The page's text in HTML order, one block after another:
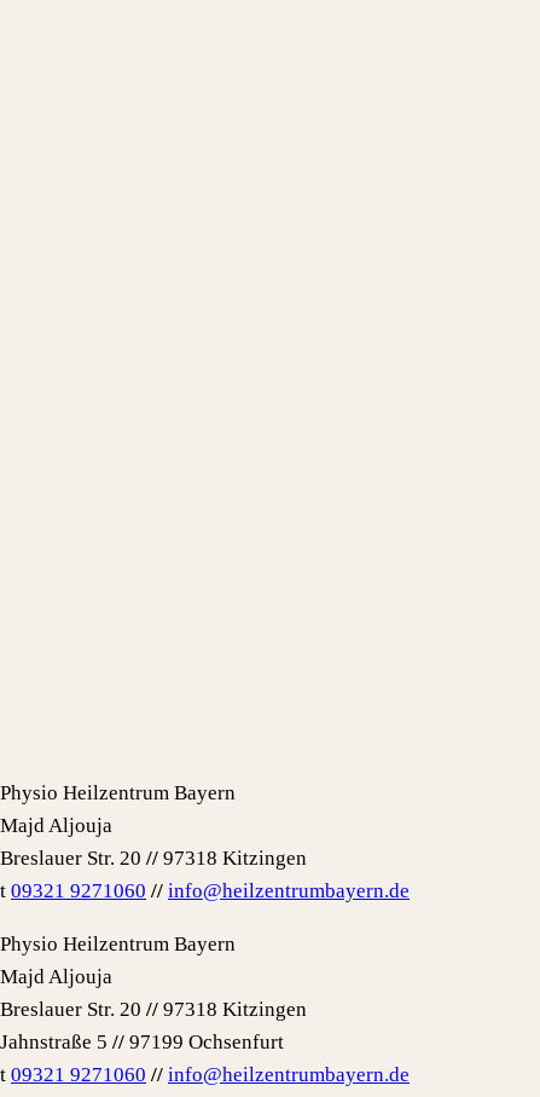
Physio Heilzentrum Bayern
Majd Aljouja
Breslauer Str. 20 // 97318 Kitzingen
t 09321 9271060 // info@heilzentrumbayern.de
Physio Heilzentrum Bayern
Majd Aljouja
Breslauer Str. 20 // 97318 Kitzingen
Jahnstraße 5 // 97199 Ochsenfurt
t 09321 9271060 // info@heilzentrumbayern.de